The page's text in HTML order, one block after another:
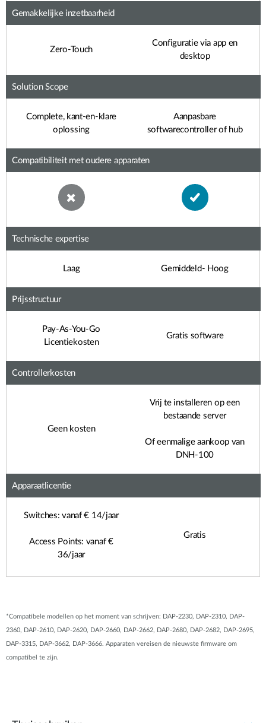
Gemakkelijke inzetbaarheid
Zero-Touch
Configuratie via app en
desktop
Solution Scope
Complete, kant-en-klare
oplossing
Aanpasbare
softwarecontroller of hub
Compatibiliteit met oudere apparaten
Technische expertise
Laag Gemiddeld- Hoog
Prijsstructuur
Pay-As-You-Go
Licentiekosten
Gratis software
Controllerkosten
Geen kosten
Vrij te installeren op een
bestaande server
Of eenmalige aankoop van
DNH-100
Apparaatlicentie
Switches: vanaf € 14/jaar
Access Points: vanaf €
36/jaar
Gratis
*Compatibele modellen op het moment van schrijven: DAP-2230, DAP-2310, DAP-
2360, DAP-2610, DAP-2620, DAP-2660, DAP-2662, DAP-2680, DAP-2682, DAP-2695,
DAP-3315, DAP-3662, DAP-3666. Apparaten vereisen de nieuwste firmware om
compatibel te zijn.